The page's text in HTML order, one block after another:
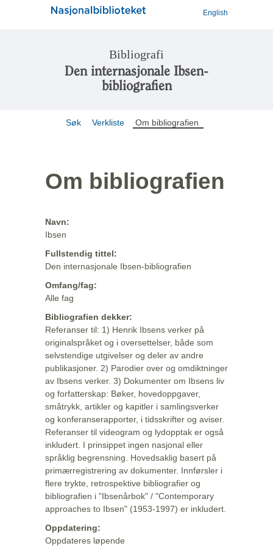
English
Bibliografi
Den internasjonale Ibsen-
bibliografien
Søk Verkliste Om bibliografien
Om bibliografien
Navn:
Ibsen
Fullstendig tittel:
Den internasjonale Ibsen-bibliografien
Omfang/fag:
Alle fag
Bibliografien dekker:
Referanser til: 1) Henrik Ibsens verker på
originalspråket og i oversettelser, både som
selvstendige utgivelser og deler av andre
publikasjoner. 2) Parodier over og omdiktninger
av Ibsens verker. 3) Dokumenter om Ibsens liv
og forfatterskap: Bøker, hovedoppgaver,
småtrykk, artikler og kapitler i samlingsverker
og konferanserapporter, i tidsskrifter og aviser.
Referanser til videogram og lydopptak er også
inkludert. I prinsippet ingen nasjonal eller
språklig begrensning. Hovedsaklig basert på
primærregistrering av dokumenter. Innførsler i
flere trykte, retrospektive bibliografier og
bibliografien i "Ibsenårbok" / "Contemporary
approaches to Ibsen" (1953-1997) er inkludert.
Oppdatering:
Oppdateres løpende